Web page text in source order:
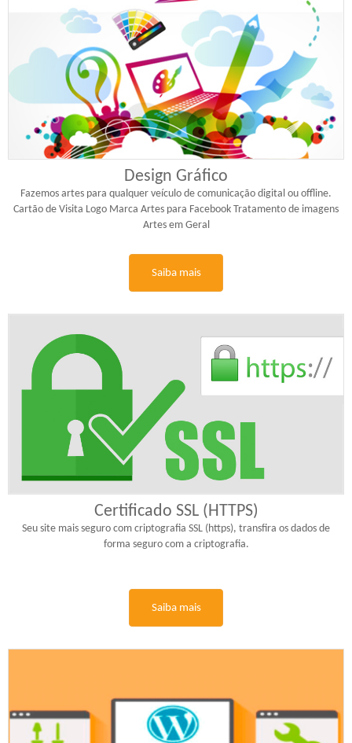
Design Gráfico
Fazemos artes para qualquer veículo de comunicação digital ou offline.
Cartão de Visita Logo Marca Artes para Facebook Tratamento de imagens
Artes em Geral
Saiba mais
Certificado SSL (HTTPS)
Seu site mais seguro com criptografia SSL (https), transfira os dados de
forma seguro com a criptografia.
Saiba mais